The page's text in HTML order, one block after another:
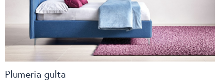
Plumeria gulta